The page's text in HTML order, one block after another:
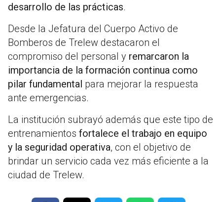
desarrollo de las prácticas.
Desde la Jefatura del Cuerpo Activo de
Bomberos de Trelew destacaron el
compromiso del personal y remarcaron la
importancia de la formación continua como
pilar fundamental para mejorar la respuesta
ante emergencias.
La institución subrayó además que este tipo de
entrenamientos fortalece el trabajo en equipo
y la seguridad operativa, con el objetivo de
brindar un servicio cada vez más eficiente a la
ciudad de Trelew.